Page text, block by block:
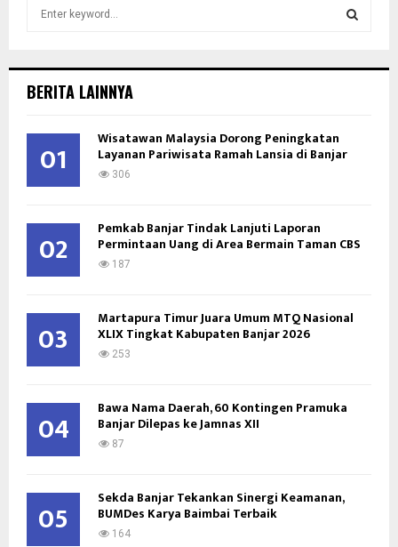
h
o
R
BERITA LAINNYA
01 Wisatawan Malaysia Dorong Peningkatan
Layanan Pariwisata Ramah Lansia di Banjar
306
02 Pemkab Banjar Tindak Lanjuti Laporan
Permintaan Uang di Area Bermain Taman CBS
187
03 Martapura Timur Juara Umum MTQ Nasional
XLIX Tingkat Kabupaten Banjar 2026
253
04 Bawa Nama Daerah, 60 Kontingen Pramuka
Banjar Dilepas ke Jamnas XII
87
05 Sekda Banjar Tekankan Sinergi Keamanan,
BUMDes Karya Baimbai Terbaik
164